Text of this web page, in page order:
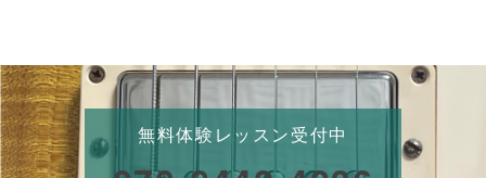
無料体験レッスン受付中